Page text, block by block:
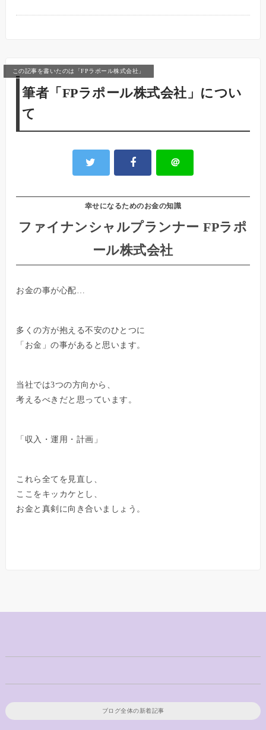
この記事を書いたのは「FPラポール株式会社」
筆者「FPラポール株式会社」につい
て
＠
幸せになるためのお金の知識
ファイナンシャルプランナー FPラポ
ール株式会社
お金の事が心配…
多くの方が抱える不安のひとつに
「お金」の事があると思います。
当社では3つの方向から、
考えるべきだと思っています。
「収入・運用・計画」
これら全てを見直し、
ここをキッカケとし、
お金と真剣に向き合いましょう。
ブログ全体の新着記事